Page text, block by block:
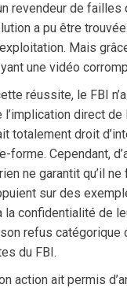
revendeur de
a pu être
Mais
une vidéo
réussite, le FBI
direct
droit
Cependant,
ne garantit qu’il
sur des
confidentialité de
refus
du FBI.
action ait permis